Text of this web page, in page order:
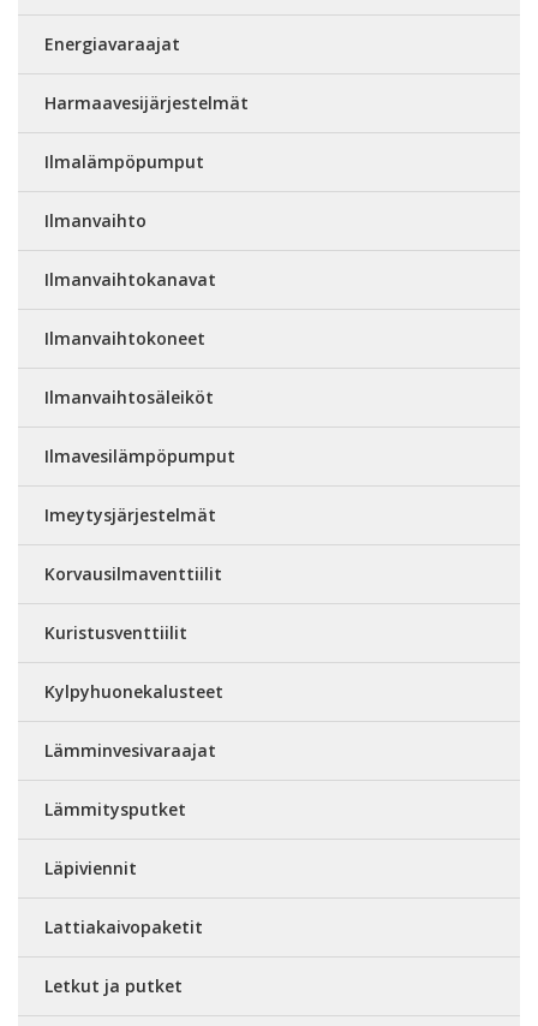
Energiavaraajat
Harmaavesijärjestelmät
Ilmalämpöpumput
Ilmanvaihto
Ilmanvaihtokanavat
Ilmanvaihtokoneet
Ilmanvaihtosäleiköt
Ilmavesilämpöpumput
Imeytysjärjestelmät
Korvausilmaventtiilit
Kuristusventtiilit
Kylpyhuonekalusteet
Lämminvesivaraajat
Lämmitysputket
Läpiviennit
Lattiakaivopaketit
Letkut ja putket